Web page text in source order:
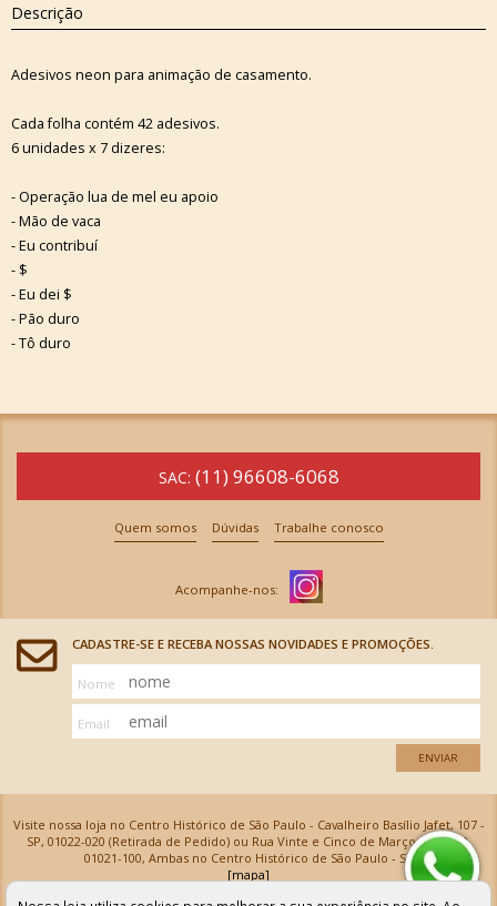
Descrição
Adesivos neon para animação de casamento.
Cada folha contém 42 adesivos.
6 unidades x 7 dizeres:
- Operação lua de mel eu apoio
- Mão de vaca
- Eu contribuí
- $
- Eu dei $
- Pão duro
- Tô duro
SAC: (11) 96608-6068
Quem somos Dúvidas Trabalhe conosco
CADASTRE-SE E RECEBA NOSSAS NOVIDADES E PROMOÇÕES.
Nome
Email
ENVIAR
Visite nossa loja no Centro Histórico de São Paulo - Cavalheiro Basílio Jafet, 107 -
SP, 01022-020 (Retirada de Pedido) ou Rua Vinte e Cinco de Março, 576 - SP,
01021-100, Ambas no Centro Histórico de São Paulo - SP
[mapa]
Armarinhos Santa Cecília Ltda | CNPJ: 61.069.639/0001-18